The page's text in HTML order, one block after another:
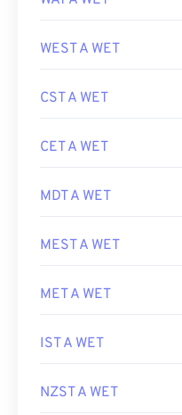
WEST A WET
CST A WET
CET A WET
MDT A WET
MEST A WET
MET A WET
IST A WET
NZST A WET